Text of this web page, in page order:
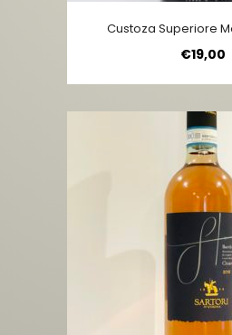
Custoza Superiore
€19,00